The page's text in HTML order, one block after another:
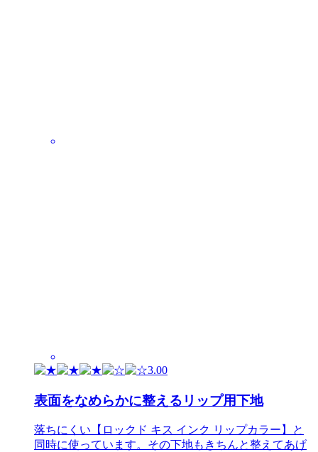
3.00
表面をなめらかに整えるリップ用下地
落ちにくい【ロックド キス インク リップカラー】と
同時に使っています。その下地もきちんと整えてあげ